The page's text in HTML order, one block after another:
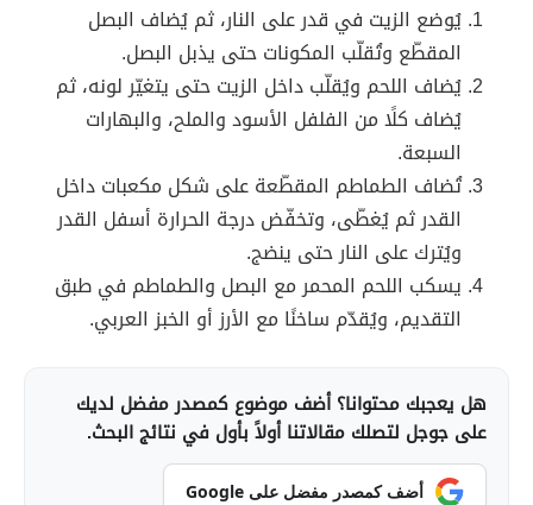
يُوضع الزيت في قدر على النار، ثم يُضاف البصل
المقطّع وتُقلّب المكونات حتى يذبل البصل.
يُضاف اللحم ويُقلّب داخل الزيت حتى يتغيّر لونه، ثم
يُضاف كلًا من الفلفل الأسود والملح، والبهارات
السبعة.
تُضاف الطماطم المقطّعة على شكل مكعبات داخل
القدر ثم يُغطّى، وتخفّض درجة الحرارة أسفل القدر
ويُترك على النار حتى ينضج.
يسكب اللحم المحمر مع البصل والطماطم في طبق
التقديم، ويُقدّم ساخنًا مع الأرز أو الخبز العربي.
هل يعجبك محتوانا؟ أضف موضوع كمصدر مفضل لديك
على جوجل لتصلك مقالاتنا أولاً بأول في نتائج البحث.
أضف كمصدر مفضل على Google